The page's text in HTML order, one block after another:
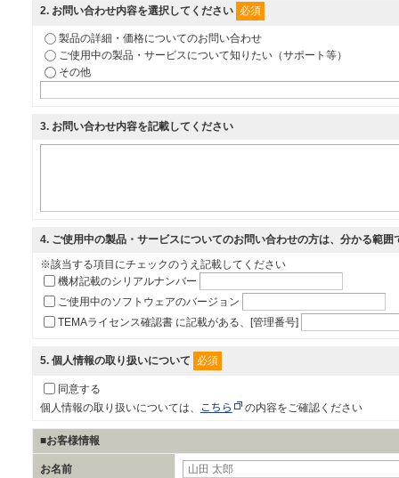
2. お問い合わせ内容を選択してください 必須
製品の詳細・価格についてのお問い合わせ
ご使用中の製品・サービスについて知りたい（サポート等）
その他
3. お問い合わせ内容を記載してください
4. ご使用中の製品・サービスについてのお問い合わせの方は、分かる範
※該当する項目にチェックのうえ記載してください
機材記載のシリアルナンバー
ご使用中のソフトウェアのバージョン
TEMAライセンス確認書 に記載がある、[管理番号]
5. 個人情報の取り扱いについて 必須
同意する
個人情報の取り扱いについては、
こちら の内容をご確認ください
■お客様情報
お名前